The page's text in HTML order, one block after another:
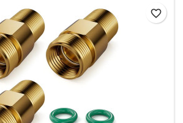
favorite_border